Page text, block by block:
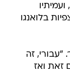
בלואנגו
זה
זאת ואז